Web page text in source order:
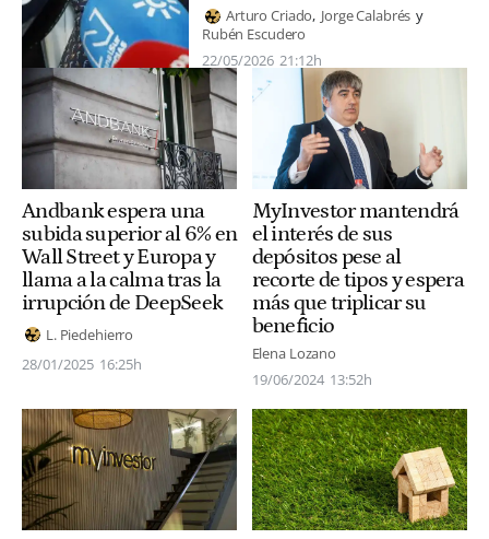
Arturo Criado Jorge Calabrés
Rubén Escudero
22/05/2026 21:12h
Andbank espera una
subida superior al 6% en
Wall Street y Europa y
llama a la calma tras la
irrupción de DeepSeek
L. Piedehierro
28/01/2025 16:25h
MyInvestor mantendrá
el interés de sus
depósitos pese al
recorte de tipos y espera
más que triplicar su
beneficio
Elena Lozano
19/06/2024 13:52h